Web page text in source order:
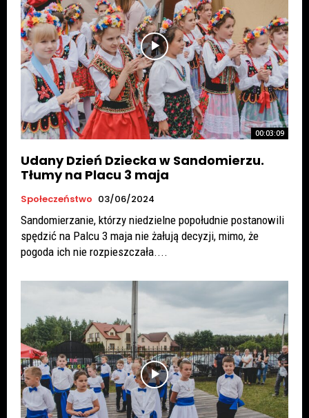
00:03:09
Udany Dzień Dziecka w Sandomierzu.
Tłumy na Placu 3 maja
Społeczeństwo 03/06/2024
Sandomierzanie, którzy niedzielne popołudnie postanowili
spędzić na Palcu 3 maja nie żałują decyzji, mimo, że
pogoda ich nie rozpieszczała....